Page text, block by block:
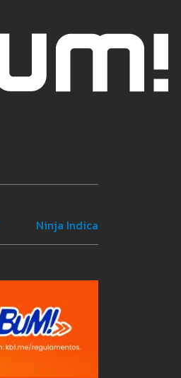
Ninja Indica